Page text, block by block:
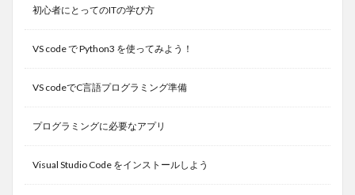
初心者にとってのITの学び方
VS code で Python3 を使ってみよう！
VS codeでC言語プログラミング準備
プログラミングに必要なアプリ
Visual Studio Code をインストールしよう